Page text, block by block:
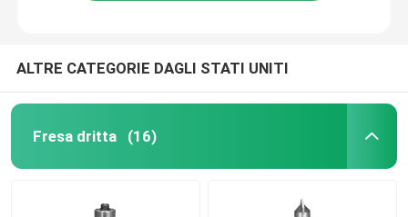
ALTRE CATEGORIE DAGLI STATI UNITI
Fresa dritta (16)